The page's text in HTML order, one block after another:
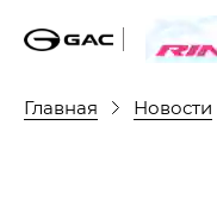
Главная Новости